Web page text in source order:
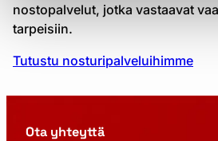
nostopalvelut, jotka vastaavat
tarpeisiin.
Tutustu nosturipalveluihimme
Ota yhteyttä